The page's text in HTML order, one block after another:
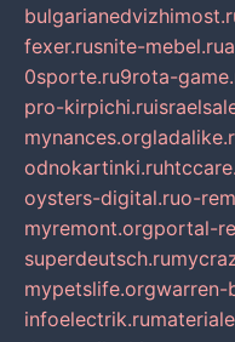
fexer.rusnite-mebel.ru
0sporte.ru9rota-
pro-kirpichi.ru
mynances.org
odnokartinki.ru
oysters-digital.ruo-
myremont.orgportal-
superdeutsch.ru
mypetslife.orgwarren-
infoelectrik.ru